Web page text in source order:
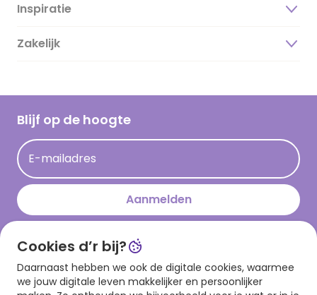
Over ons
Duurzaamheid
Hallmark Kaartclub
Acties
Persberichten
Hallmark en Kinderpostzegels
Inspiratie
Magazine
Cadeau inspiratie
Kaartinspiratie
Zakelijk
Blijf op de hoogte
E-mailadres
Aanmelden
Download onze app
Cookies d’r bij?
Daarnaast hebben we ook de digitale cookies, waarmee
we jouw digitale leven makkelijker en persoonlijker